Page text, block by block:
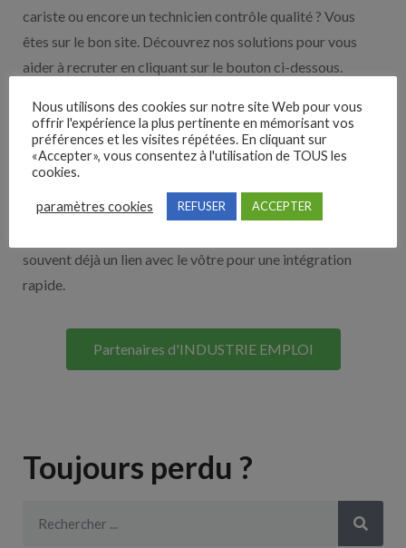
cariste ou encore un technicien contrôle qualité ? Vous
êtes sur le bon site. Découvrez nos solutions pour vous
aider à recruter en cliquant sur le bouton ci-dessous.
Nos solutions entreprises
Découvrez nos partenaires ! Moteurs de recherches,
multidiffuseurs, sites payant… nombreux sont nos
souvent déjà un lien avec le vôtre pour une intégration
rapide.
Partenaires d'INDUSTRIE EMPLOI
Toujours perdu ?
Nous utilisons des cookies sur notre site Web pour vous
offrir l'expérience la plus pertinente en mémorisant vos
préférences et les visites répétées. En cliquant sur
«Accepter», vous consentez à l'utilisation de TOUS les
cookies.
paramètres cookies REFUSER ACCEPTER